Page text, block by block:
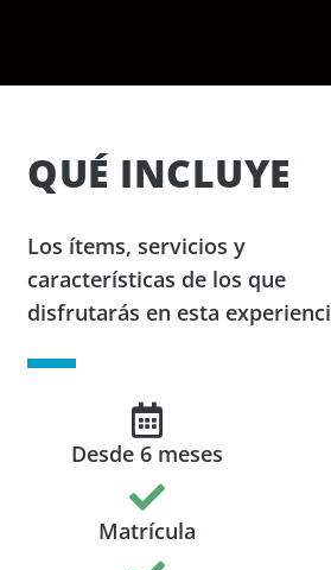
QUÉ INCLUYE
Los ítems, servicios y
características de los que
disfrutarás en esta
Desde 6 meses
Matrícula